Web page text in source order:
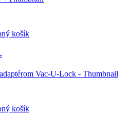
košík
košík